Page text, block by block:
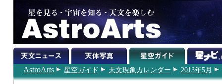
AstroArts 星空ガイド 天文現象カレンダー 2013年5月